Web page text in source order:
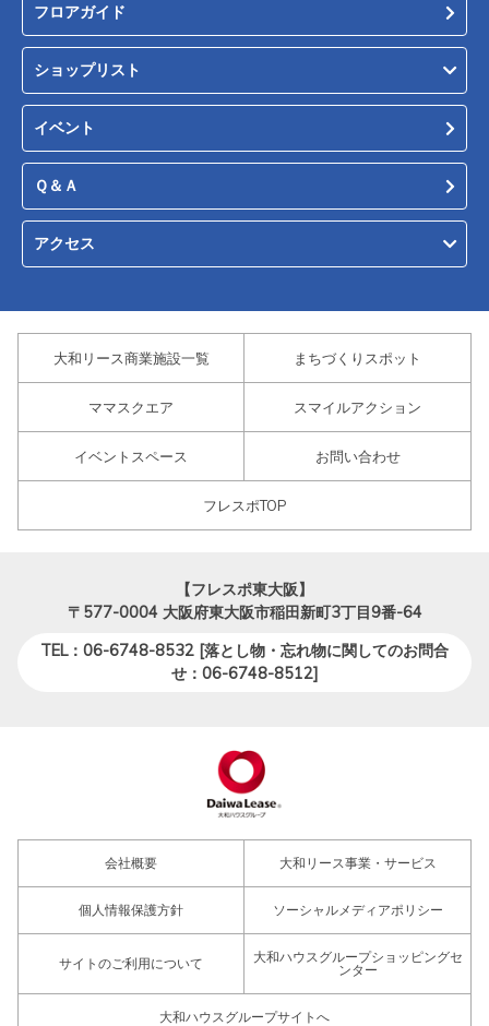
フロアガイド
ショップリスト
イベント
Ｑ＆Ａ
アクセス
大和リース商業施設一覧 まちづくりスポット
ママスクエア スマイルアクション
イベントスペース お問い合わせ
フレスポTOP
【フレスポ東大阪】
〒577-0004 大阪府東大阪市稲田新町3丁目9番-64
TEL：06-6748-8532 [落とし物・忘れ物に関してのお問合
せ：06-6748-8512]
会社概要 大和リース事業・サービス
個人情報保護方針 ソーシャルメディアポリシー
サイトのご利用について
大和ハウスグループショッピングセ
ンター
大和ハウスグループサイトへ